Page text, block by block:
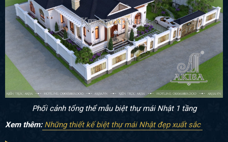
Phối cảnh tổng thể mẫu biệt thự mái Nhật 1 tầng
Xem thêm:Những thiết kế biệt thự mái Nhật đẹp xuất sắc